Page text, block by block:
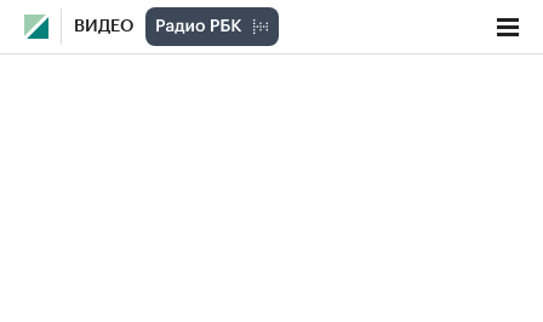
ВИДЕО